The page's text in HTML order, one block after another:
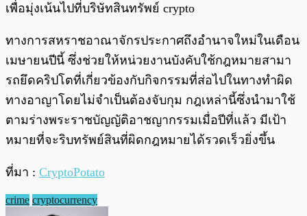
เพื่อมุ่งเน้นไปที่บริษัทสินทรัพย์ crypto
ทางการสหราชอาณาจักรประกาศถึงอำนาจใหม่ในเดือน
เมษายนปีนี้ ซึ่งช่วยให้หน่วยงานบังคับใช้กฎหมายสามา
รถยึดคริปโตที่เกี่ยวข้องกับกิจกรรมที่ส่อไปในทางทำผิด
ทางอาญาโดยไม่จำเป็นต้องจับกุม กฎเหล่านี้ซึ่งนำมาใช้
ตามร่างพระราชบัญญัติอาชญากรรมเมื่อปีที่แล้ว มีเป้า
หมายที่จะริบทรัพย์สินที่ผิดกฎหมายได้รวดเร็วยิ่งขึ้น
ที่มา : CryptoPotato
crime cryptocurrency